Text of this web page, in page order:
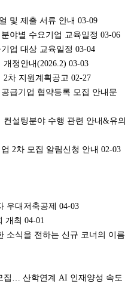
및 제출 서류 안내 03-09
야별 수요기업 교육일정 03-06
업 대상 교육일정 03-04
정안내(2026.2) 03-03
2차 지원계획공고 02-27
급기업 협약등록 모집 안내문
컨설팅분야 수행 관련 안내&유의
2차 모집 알림신청 안내 02-03
우대저축공제 04-03
개최 04-01
소식을 전하는 신규 코너의 이름
집… 산학연계 AI 인재양성 속도